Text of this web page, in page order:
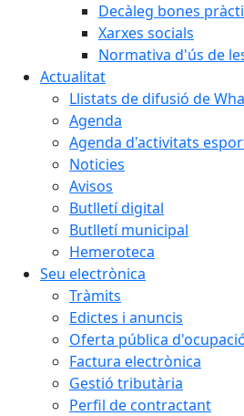
Decàleg bones
Xarxes socials
Normativa d'ús de
Actualitat
Llistats de difusió de
Agenda
Agenda d'activitats
Noticies
Avisos
Butlletí digital
Butlletí municipal
Hemeroteca
Seu electrònica
Tràmits
Edictes i anuncis
Oferta pública
Factura electrònica
Gestió tributària
Perfil de contractant